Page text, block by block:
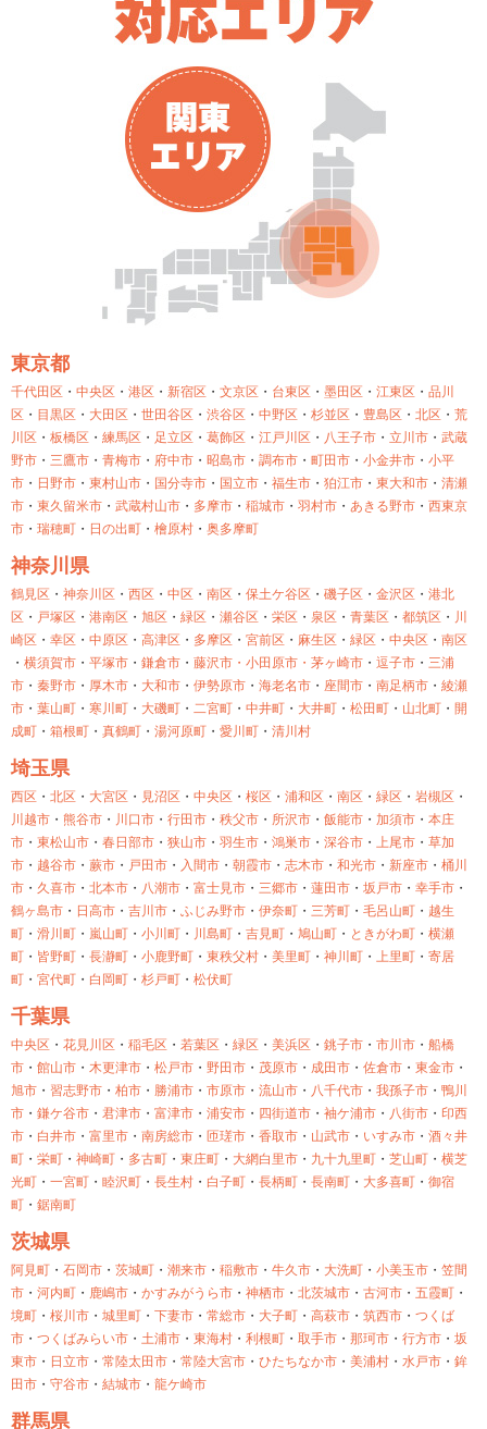
東京都
千代田区 ・ 中央区 ・ 港区 ・ 新宿区 ・ 文京区 ・ 台東区 ・ 墨田区 ・ 江東区 ・ 品川
区 ・ 目黒区 ・ 大田区 ・ 世田谷区 ・ 渋谷区 ・ 中野区 ・ 杉並区 ・ 豊島区 ・ 北区 ・ 荒
川区 ・ 板橋区 ・ 練馬区 ・ 足立区 ・ 葛飾区 ・ 江戸川区 ・ 八王子市 ・ 立川市 ・ 武蔵
野市 ・ 三鷹市 ・ 青梅市 ・ 府中市 ・ 昭島市 ・ 調布市 ・ 町田市 ・ 小金井市 ・ 小平
市 ・ 日野市 ・ 東村山市 ・ 国分寺市 ・ 国立市 ・ 福生市 ・ 狛江市 ・ 東大和市 ・ 清瀬
市 ・ 東久留米市 ・ 武蔵村山市 ・ 多摩市 ・ 稲城市 ・ 羽村市 ・ あきる野市 ・ 西東京
市 ・ 瑞穂町 ・ 日の出町 ・ 檜原村 ・ 奥多摩町
神奈川県
鶴見区 ・ 神奈川区 ・ 西区 ・ 中区 ・ 南区 ・ 保土ケ谷区 ・ 磯子区 ・ 金沢区 ・ 港北
区 ・ 戸塚区 ・ 港南区 ・ 旭区 ・ 緑区 ・ 瀬谷区 ・ 栄区 ・ 泉区 ・ 青葉区 ・ 都筑区 ・ 川
崎区 ・ 幸区 ・ 中原区 ・ 高津区 ・ 多摩区 ・ 宮前区 ・ 麻生区 ・ 緑区 ・ 中央区 ・ 南区
・ 横須賀市 ・ 平塚市 ・ 鎌倉市 ・ 藤沢市・ 小田原市・ 茅ヶ崎市 ・ 逗子市 ・ 三浦
市 ・ 秦野市 ・ 厚木市 ・ 大和市 ・ 伊勢原市 ・ 海老名市 ・ 座間市 ・ 南足柄市 ・ 綾瀬
市 ・ 葉山町 ・ 寒川町 ・ 大磯町 ・ 二宮町 ・ 中井町 ・ 大井町 ・ 松田町 ・ 山北町 ・ 開
成町 ・ 箱根町 ・ 真鶴町 ・ 湯河原町 ・ 愛川町 ・ 清川村
埼玉県
西区 ・ 北区 ・ 大宮区 ・ 見沼区 ・ 中央区 ・ 桜区 ・ 浦和区 ・ 南区 ・ 緑区 ・ 岩槻区 ・
川越市 ・ 熊谷市 ・ 川口市 ・ 行田市 ・ 秩父市 ・ 所沢市 ・ 飯能市 ・ 加須市 ・ 本庄
市 ・ 東松山市 ・ 春日部市 ・ 狭山市 ・ 羽生市 ・ 鴻巣市 ・ 深谷市 ・ 上尾市 ・ 草加
市 ・ 越谷市 ・ 蕨市 ・ 戸田市 ・ 入間市 ・ 朝霞市 ・ 志木市 ・ 和光市 ・ 新座市 ・ 桶川
市 ・ 久喜市 ・ 北本市 ・ 八潮市 ・ 富士見市 ・ 三郷市 ・ 蓮田市 ・ 坂戸市 ・ 幸手市 ・
鶴ヶ島市 ・ 日高市 ・ 吉川市 ・ ふじみ野市 ・ 伊奈町 ・ 三芳町 ・ 毛呂山町 ・ 越生
町 ・ 滑川町 ・ 嵐山町 ・ 小川町 ・ 川島町 ・ 吉見町 ・ 鳩山町 ・ ときがわ町 ・ 横瀬
町 ・ 皆野町 ・ 長瀞町 ・ 小鹿野町 ・ 東秩父村 ・ 美里町 ・ 神川町 ・ 上里町 ・ 寄居
町 ・ 宮代町 ・ 白岡町 ・ 杉戸町 ・ 松伏町
千葉県
中央区 ・ 花見川区 ・ 稲毛区 ・ 若葉区 ・ 緑区 ・ 美浜区 ・ 銚子市 ・ 市川市 ・ 船橋
市 ・ 館山市 ・ 木更津市 ・ 松戸市 ・ 野田市 ・ 茂原市 ・ 成田市 ・ 佐倉市 ・ 東金市 ・
旭市 ・ 習志野市 ・ 柏市 ・ 勝浦市 ・ 市原市 ・ 流山市 ・ 八千代市 ・ 我孫子市 ・ 鴨川
市 ・ 鎌ケ谷市 ・ 君津市 ・ 富津市 ・ 浦安市 ・ 四街道市 ・ 袖ケ浦市 ・ 八街市 ・ 印西
市 ・ 白井市 ・ 富里市 ・ 南房総市 ・ 匝瑳市 ・ 香取市 ・ 山武市 ・ いすみ市 ・ 酒々井
町 ・ 栄町 ・ 神崎町 ・ 多古町 ・ 東庄町 ・ 大網白里市 ・ 九十九里町 ・ 芝山町 ・ 横芝
光町 ・ 一宮町 ・ 睦沢町 ・ 長生村 ・ 白子町 ・ 長柄町 ・ 長南町 ・ 大多喜町 ・ 御宿
町 ・ 鋸南町
茨城県
阿見町 ・ 石岡市 ・ 茨城町 ・ 潮来市 ・ 稲敷市 ・ 牛久市 ・ 大洗町 ・ 小美玉市 ・ 笠間
市 ・ 河内町 ・ 鹿嶋市 ・ かすみがうら市 ・ 神栖市 ・ 北茨城市 ・ 古河市 ・ 五霞町 ・
境町 ・ 桜川市 ・ 城里町 ・ 下妻市 ・ 常総市 ・ 大子町 ・ 高萩市 ・ 筑西市 ・ つくば
市 ・ つくばみらい市 ・ 土浦市 ・ 東海村 ・ 利根町 ・ 取手市 ・ 那珂市 ・ 行方市 ・ 坂
東市 ・ 日立市 ・ 常陸太田市 ・ 常陸大宮市 ・ ひたちなか市 ・ 美浦村 ・ 水戸市 ・ 鉾
田市 ・ 守谷市 ・ 結城市 ・ 龍ケ崎市
群馬県